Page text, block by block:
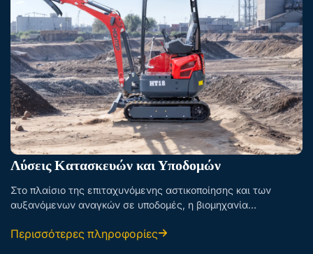
Λύσεις Κατασκευών και Υποδομών
Στο πλαίσιο της επιταχυνόμενης αστικοποίησης και των
αυξανόμενων αναγκών σε υποδομές, η βιομηχανία
αποδοτικότητας και τη διασφάλιση της ποιότητας των έργων.
Περισσότερες πληροφορίες